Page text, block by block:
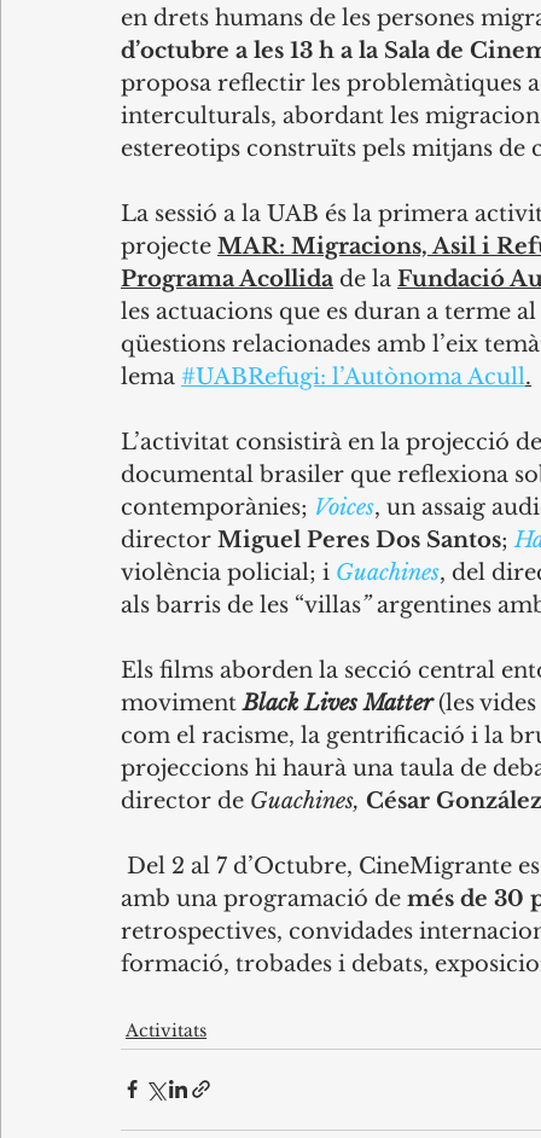
en drets humans de les persones
d’octubre a les 13 h a la Sala de
proposa reflectir les problemàtiques
interculturals, abordant les
estereotips construïts pels mitjans
La sessió a la UAB és la primera
projecte MAR: Migracions, Asil i
Programa Acollida de la Fundació
les actuacions que es duran a terme
qüestions relacionades amb l’eix
lema #UABRefugi: l’Autònoma Acull.
L’activitat consistirà en la projecció
documental brasiler que reflexiona
contemporànies; Voices, un assaig
director Miguel Peres Dos Santos;
violència policial; i Guachines, del
als barris de les “villas” argentines
Els films aborden la secció central
moviment Black Lives Matter (les
com el racisme, la gentrificació i la
projeccions hi haurà una taula de
director de Guachines, César González
amb una programació de més de 30
retrospectives, convidades
formació, trobades i debats,
Activitats